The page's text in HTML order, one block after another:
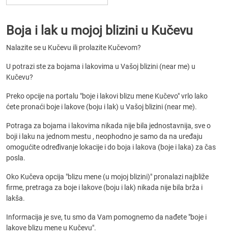
Boja i lak u mojoj blizini u Kučevu
Nalazite se u Kučevu ili prolazite Kučevom?
U potrazi ste za bojama i lakovima u Vašoj blizini (near me) u
Kučevu?
Preko opcije na portalu "boje i lakovi blizu mene Kučevo" vrlo lako
ćete pronaći boje i lakove (boju i lak) u Vašoj blizini (near me).
Potraga za bojama i lakovima nikada nije bila jednostavnija, sve o
boji i laku na jednom mestu , neophodno je samo da na uređaju
omogućite određivanje lokacije i do boja i lakova (boje i laka) za čas
posla.
Oko Kučeva opcija "blizu mene (u mojoj blizini)" pronalazi najbliže
firme, pretraga za boje i lakove (boju i lak) nikada nije bila brža i
lakša.
Informacija je sve, tu smo da Vam pomognemo da nađete "boje i
lakove blizu mene u Kučevu".